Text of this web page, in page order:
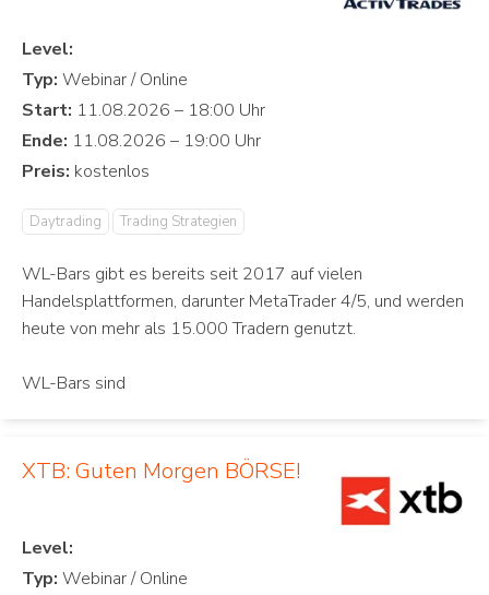
Level:
Typ:
Start:
Ende:
Preis:
Daytrading Trading Strategien
WL-Bars gibt es bereits seit 2017 auf vielen
Handelsplattformen, darunter MetaTrader 4/5, und werden
heute von mehr als 15.000 Tradern genutzt.
WL-Bars sind
XTB: Guten Morgen BÖRSE!
Level:
Typ: